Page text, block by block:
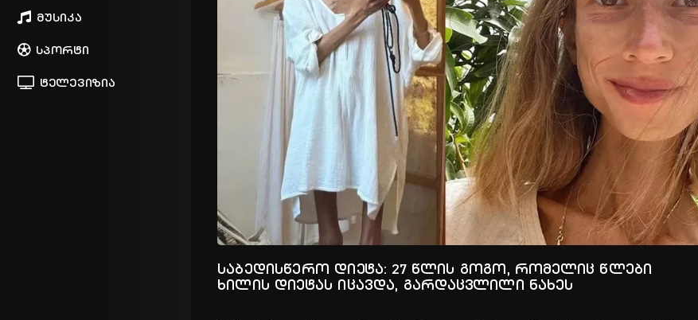
მუსიკა
სპორტი
ტელევიზია
საბედისწერო დიეტა: 27 წლის გოგო, რომელიც წლები
ხილის დიეტას იცავდა, გარდაცვლილი ნახეს